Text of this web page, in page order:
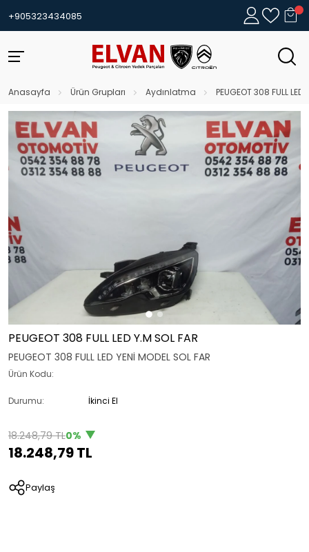
+905323434085
Anasayfa Ürün Grupları Aydınlatma PEUGEOT 308 FULL LED
PEUGEOT 308 FULL LED Y.M SOL FAR
PEUGEOT 308 FULL LED YENİ MODEL SOL FAR
Ürün Kodu:
Durumu: İkinci El
18.248,79 TL0%
18.248,79 TL
Paylaş